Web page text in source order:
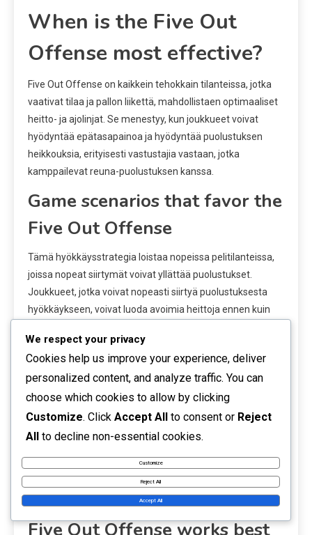
When is the Five Out
Offense most effective?
Five Out Offense on kaikkein tehokkain tilanteissa, jotka
vaativat tilaa ja pallon liikettä, mahdollistaen optimaaliset
heitto- ja ajolinjat. Se menestyy, kun joukkueet voivat
hyödyntää epätasapainoa ja hyödyntää puolustuksen
heikkouksia, erityisesti vastustajia vastaan, jotka
kamppailevat reuna-puolustuksen kanssa.
Game scenarios that favor the
Five Out Offense
Tämä hyökkäysstrategia loistaa nopeissa pelitilanteissa,
joissa nopeat siirtymät voivat yllättää puolustukset.
Joukkueet, jotka voivat nopeasti siirtyä puolustuksesta
hyökkäykseen, voivat luoda avoimia heittoja ennen kuin
pelitilanteet, joissa joukkue on jäljessä, voivat hyötyä Five
Out Offense -strategiasta, sillä se mahdollistaa
lisääntyneet kolmonen yritykset ja ajomahdollisuudet.
Toinen skenaario on kohdata aluepuolustus. Five Out
Offense levittää kenttää tehokkaasti, luoden aukkoja, joita
voidaan hyödyntää ajossa tai avoimissa heitoissa. Tämä
tila pakottaa puolustajat tekemään vaikeita valintoja, mikä
Types of opponents that the
Five Out Offense works best
We respect your privacy
Cookies help us improve your experience, deliver
personalized content, and analyze traffic. You can
choose which cookies to allow by clicking
Customize. Click Accept All to consent or Reject
All to decline non-essential cookies.
Customize
Reject All
Accept All